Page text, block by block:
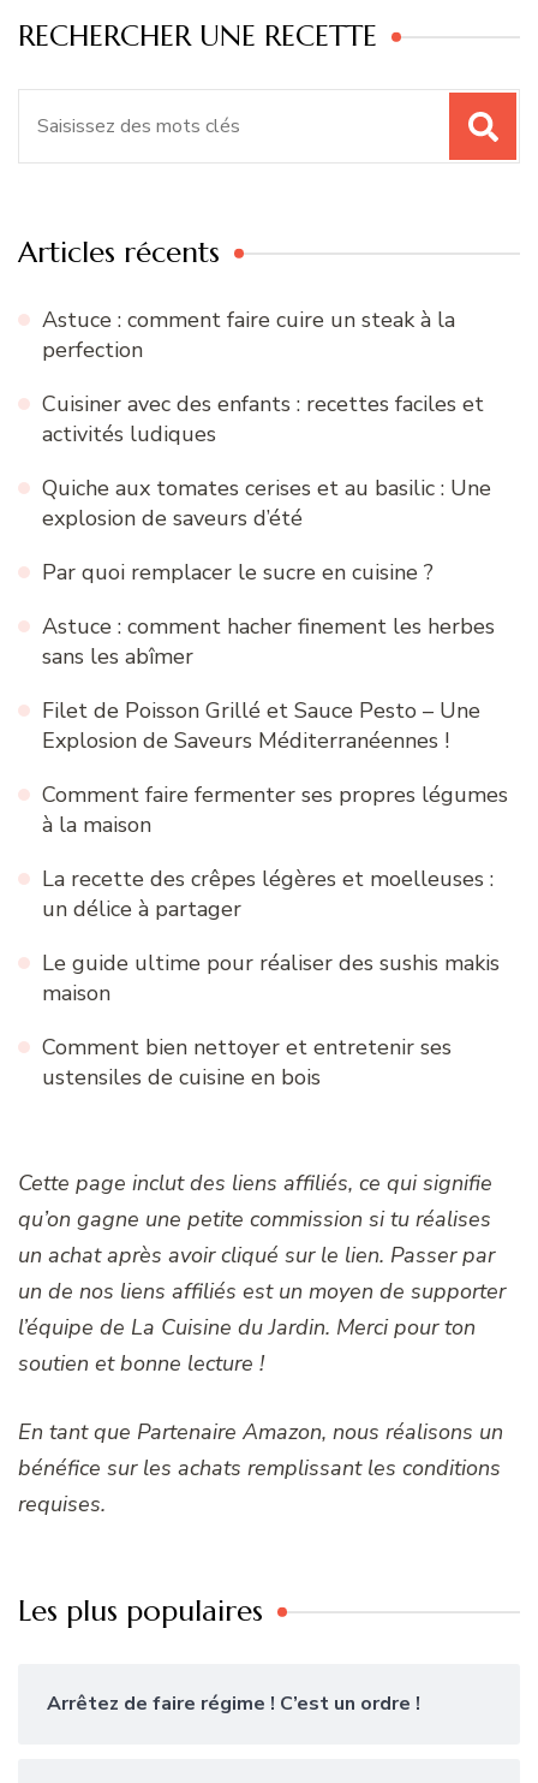
RECHERCHER UNE RECETTE
Articles récents
Astuce : comment faire cuire un steak à la
perfection
Cuisiner avec des enfants : recettes faciles et
activités ludiques
Quiche aux tomates cerises et au basilic : Une
explosion de saveurs d’été
Par quoi remplacer le sucre en cuisine ?
Astuce : comment hacher finement les herbes
sans les abîmer
Filet de Poisson Grillé et Sauce Pesto – Une
Explosion de Saveurs Méditerranéennes !
Comment faire fermenter ses propres légumes
à la maison
La recette des crêpes légères et moelleuses :
un délice à partager
Le guide ultime pour réaliser des sushis makis
maison
Comment bien nettoyer et entretenir ses
ustensiles de cuisine en bois
Cette page inclut des liens affiliés, ce qui signifie
qu’on gagne une petite commission si tu réalises
un achat après avoir cliqué sur le lien. Passer par
un de nos liens affiliés est un moyen de supporter
l’équipe de La Cuisine du Jardin. Merci pour ton
soutien et bonne lecture !
En tant que Partenaire Amazon, nous réalisons un
bénéfice sur les achats remplissant les conditions
requises.
Les plus populaires
Arrêtez de faire régime ! C’est un ordre !